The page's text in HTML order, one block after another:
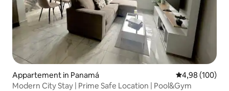
Appartement in Panamá Gemiddelde
4,98 (100)
Modern City Stay | Prime Safe Location | Pool&Gym